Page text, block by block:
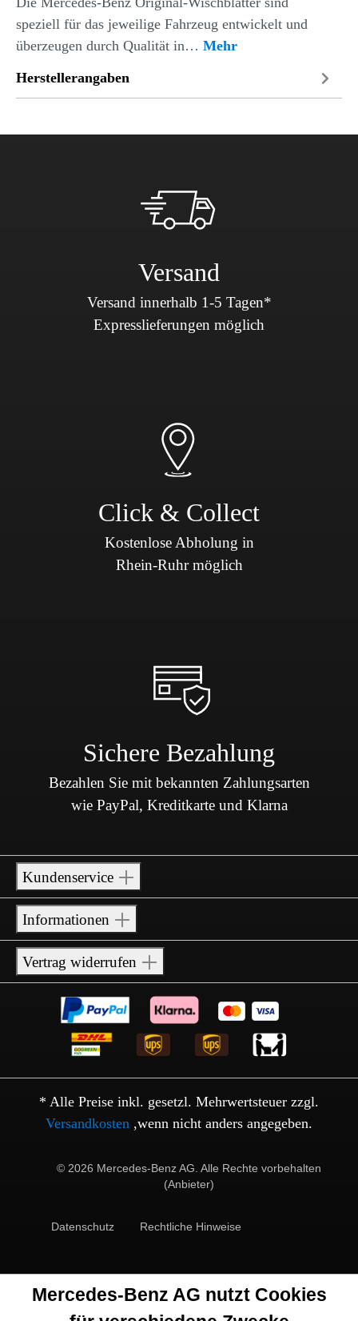
speziell für das jeweilige Fahrzeug entwickelt und
überzeugen durch Qualität in… Mehr
Herstellerangaben
Versand
Versand innerhalb 1-5 Tagen*
Expresslieferungen möglich
Click & Collect
Kostenlose Abholung in
Rhein-Ruhr möglich
Sichere Bezahlung
Bezahlen Sie mit bekannten Zahlungsarten
wie PayPal, Kreditkarte und Klarna
Kundenservice
Informationen
Vertrag widerrufen
* Alle Preise inkl. gesetzl. Mehrwertsteuer zzgl.
Versandkosten ,wenn nicht anders angegeben.
© 2026 Mercedes-Benz AG. Alle Rechte vorbehalten
(Anbieter)
Datenschutz Rechtliche Hinweise
Mercedes-Benz AG nutzt Cookies